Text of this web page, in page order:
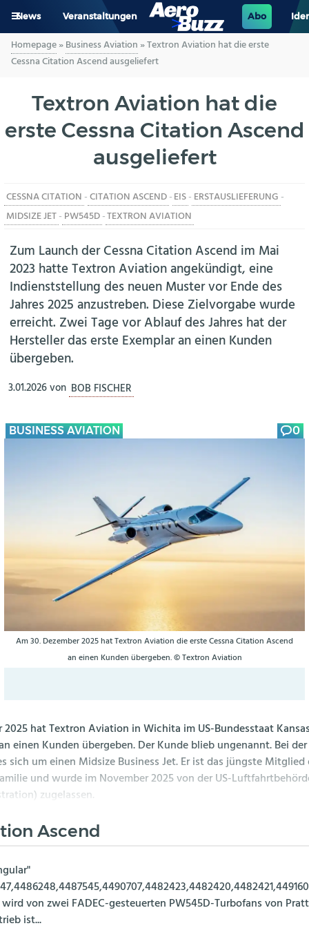
News Veranstaltungen Abo
GENERAL AVIATION
LUFTVERKEHR
INDUSTRIE
BERUFE
AERO-KULTUR
Homepage»Business Aviation »Textron Aviation hat die erste
Cessna Citation Ascend ausgeliefert
Textron Aviation hat die
erste Cessna Citation Ascend
ausgeliefert
CESSNA CITATION -CITATION ASCEND-EIS- ERSTAUSLIEFERUNG -
MIDSIZE JET- PW545D-TEXTRON AVIATION
Zum Launch der Cessna Citation Ascend im Mai
2023 hatte Textron Aviation angekündigt, eine
Indienststellung des neuen Muster vor Ende des
Jahres 2025 anzustreben. Diese Zielvorgabe wurde
erreicht. Zwei Tage vor Ablauf des Jahres hat der
Hersteller das erste Exemplar an einen Kunden
übergeben.
3.01.2026von BOB FISCHER
BUSINESS AVIATION 0
Am 30. Dezember 2025 hat Textron Aviation die erste Cessna Citation Ascend
an einen Kunden übergeben. © Textron Aviation
2025 hat Textron Aviation in Wichita im US-Bundesstaat
einen Kunden übergeben. Der Kunde blieb ungenannt. Bei
sich um einen Midsize Business Jet. Er ist das jüngste
und wurde im November 2025 von der US-
zugelassen.
Ascend
von zwei FADEC-gesteuerten PW545D-Turbofans von
ist...